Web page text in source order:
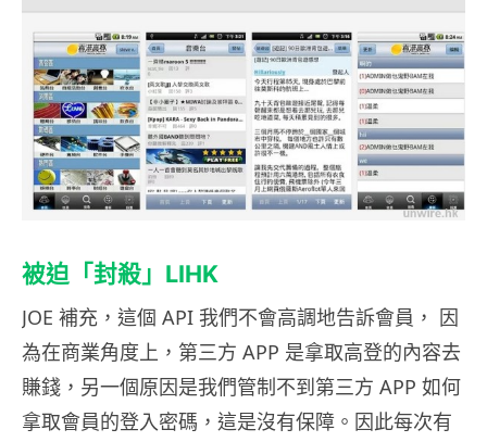
被迫「封殺」LIHK
JOE 補充，這個 API 我們不會高調地告訴會員， 因
為在商業角度上，第三方 APP 是拿取高登的內容去
賺錢，另一個原因是我們管制不到第三方 APP 如何
拿取會員的登入密碼，這是沒有保障。因此每次有